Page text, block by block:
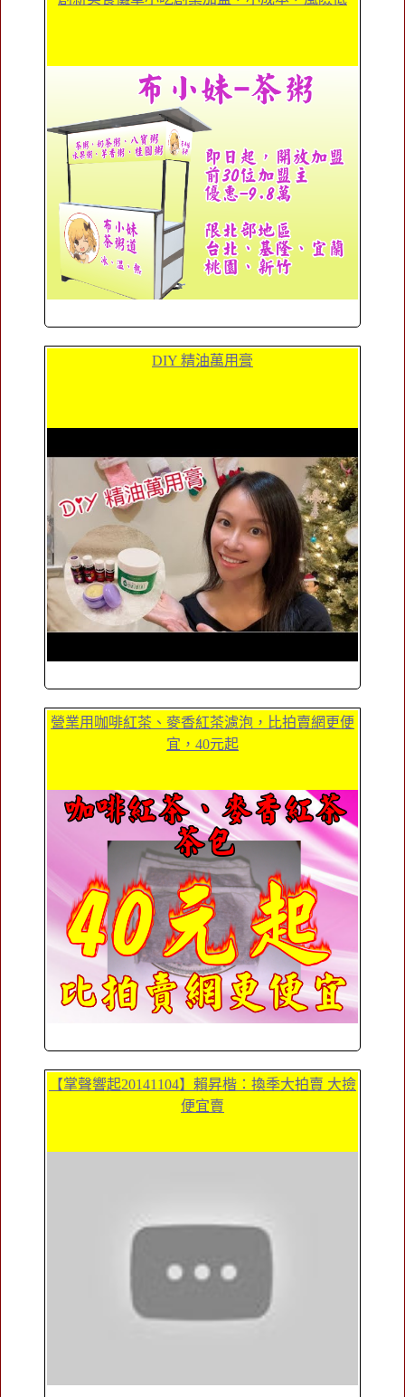
DIY 精油萬用膏
營業用咖啡紅茶、麥香紅茶濾泡，比拍賣網更便
宜，40元起
【掌聲響起20141104】賴昇楷：換季大拍賣 大撿
便宜賣